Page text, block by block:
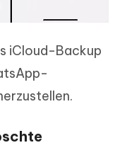
iCloud-Backup